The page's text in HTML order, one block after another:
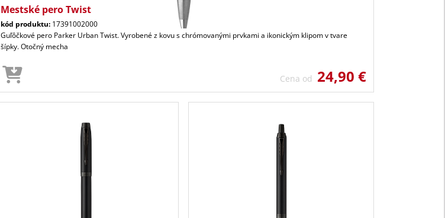
Mestské pero Twist
kód produktu: 17391002000
Guľôčkové pero Parker Urban Twist. Vyrobené z kovu s chrómovanými prvkami a ikonickým klipom v tvare
šípky. Otočný mecha
Cena od 24,90 €